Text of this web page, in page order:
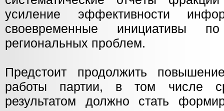
усиление эффективности
своевременные инициативы
региональных проблем.
Предстоит продолжить
работы партии, в том числе
результатом должно стать